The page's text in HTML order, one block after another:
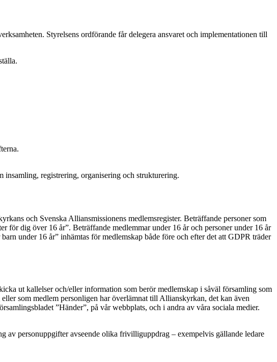
Styrelsens ordförande får delegera ansvaret och implementationen till
insamling, registrering, organisering och strukturering.
och Svenska Alliansmissionens medlemsregister. Beträffande personer som
för dig över 16 år”. Beträffande medlemmar under 16 år och personer under 16 år
under 16 år” inhämtas för medlemskap både före och efter det att GDPR träder
ut kallelser och/eller information som berör medlemskap i såväl församling som
som medlem personligen har överlämnat till Allianskyrkan, det kan även
”Händer”, på vår webbplats, och i andra av våra sociala medier.
av personuppgifter avseende olika frivilliguppdrag – exempelvis gällande ledare